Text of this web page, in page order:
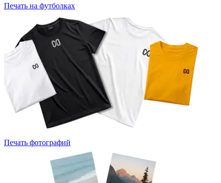
Печать на футболках
Печать фотографий